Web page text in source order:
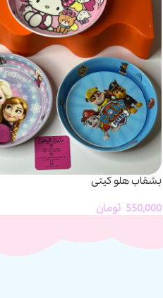
بشقاب هلو کیتی
550,000 تومان